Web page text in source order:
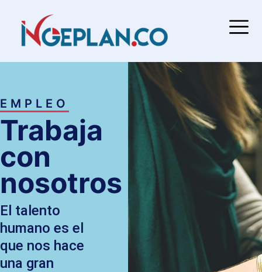
EMPLEO
Trabaja
con
nosotros
El talento
humano es el
que nos hace
una gran